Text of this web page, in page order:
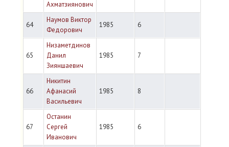
Ахматзиянович
64
Наумов Виктор
Федорович
1985 6
65
Низаметдинов
Данил
Зияншаевич
1985 7
66
Никитин
Афанасий
Васильевич
1985 8
67
Останин
Сергей
Иванович
1985 6